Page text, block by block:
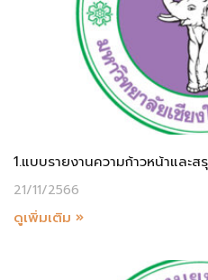
1.แบบรายงานความก้าวหน้าและส
21/11/2566
ดูเพิ่มเติม »